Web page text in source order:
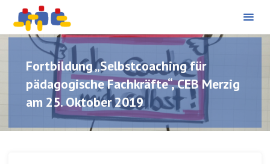
content
Fortbildung „Selbstcoaching für
pädagogische Fachkräfte“, CEB Merzig
am 25. Oktober 2019